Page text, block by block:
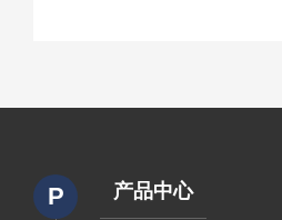
P 产品中心